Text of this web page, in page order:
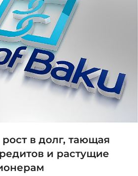
в долг, тающая
и растущие